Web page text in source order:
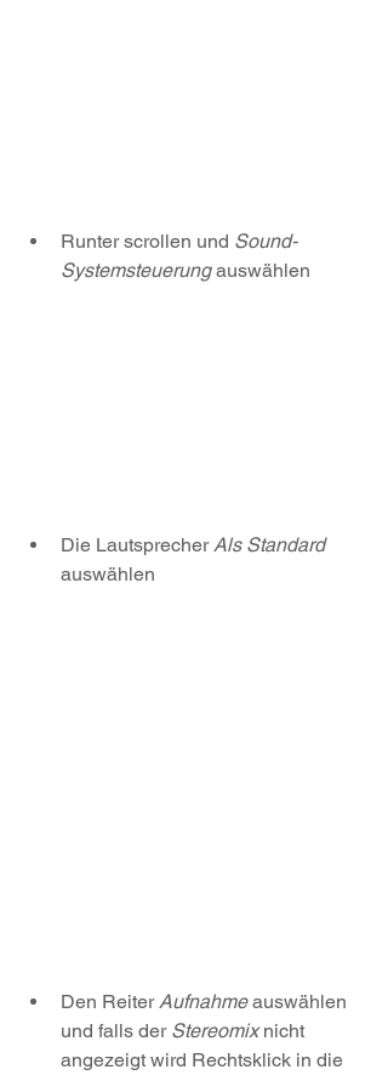
Runter scrollen und Sound-
Systemsteuerung auswählen
Die Lautsprecher Als Standard
auswählen
Den Reiter Aufnahme auswählen
und falls der Stereomix nicht
angezeigt wird Rechtsklick in die